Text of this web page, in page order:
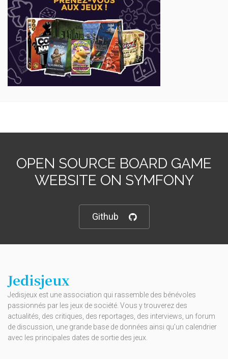
OPEN SOURCE BOARD GAME
WEBSITE ON SYMFONY
Github
Jedisjeux
Jedisjeux est une association qui rassemble des bénévoles
passionnés par les jeux de société. Vous y trouverez des
actualités, des critiques, des reportages, des interviews, un forum
de discussion, une grande base de données ainsi qu’un calendrier
avec les principales dates de sortie des jeux.